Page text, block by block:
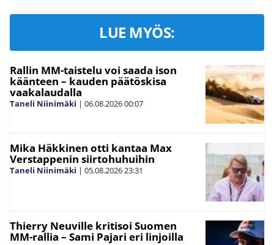
LUE MYÖS:
Rallin MM-taistelu voi saada ison
käänteen – kauden päätöskisa
vaakalaudalla
Taneli Niinimäki | 06.08.202600:07
Mika Häkkinen otti kantaa Max
Verstappenin siirtohuhuihin
Taneli Niinimäki | 05.08.202623:31
Thierry Neuville kritisoi Suomen
MM-rallia – Sami Pajari eri linjoilla